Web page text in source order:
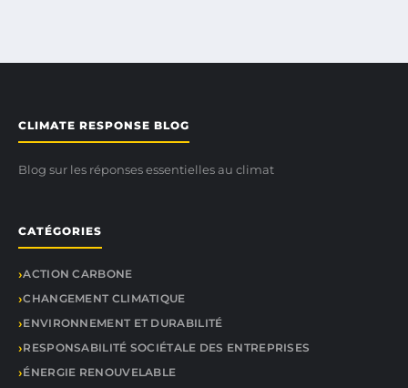
CLIMATE RESPONSE BLOG
Blog sur les réponses essentielles au climat
CATÉGORIES
ACTION CARBONE
CHANGEMENT CLIMATIQUE
ENVIRONNEMENT ET DURABILITÉ
RESPONSABILITÉ SOCIÉTALE DES ENTREPRISES
ÉNERGIE RENOUVELABLE